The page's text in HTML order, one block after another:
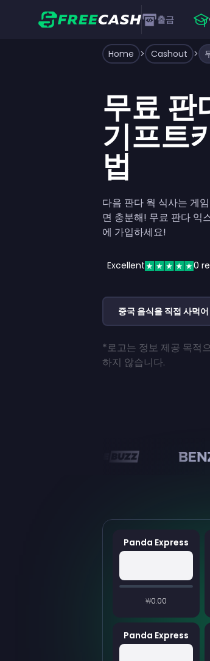
출금
Home > Cashout >
무료 판
기프트
법
다음 판다 웍 식사는 게
면 충분해! 무료 판다 익
에 가입하세요!
Excellent 0
중국 음식을 직접 사먹어
*로고는 정보 제공 목적
하지 않습니다.
Panda Express
₩0.00
Panda Express